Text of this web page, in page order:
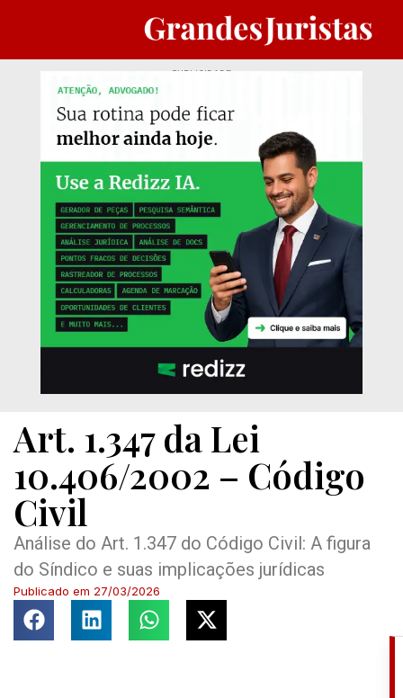
PUBLICIDADE
Art. 1.347 da Lei
10.406/2002 – Código
Civil
Análise do Art. 1.347 do Código Civil: A figura
do Síndico e suas implicações jurídicas
Publicado em 27/03/2026